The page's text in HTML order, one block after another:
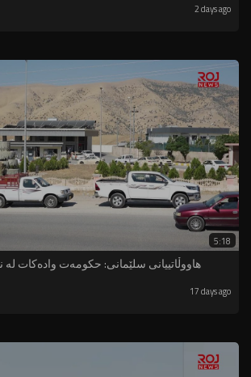
2 days ago
5:18
هاووڵاتییانی سلێمانی: حکومەت وادەکات لە
17 days ago